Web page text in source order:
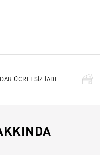
ÜCRETSİZ İADE